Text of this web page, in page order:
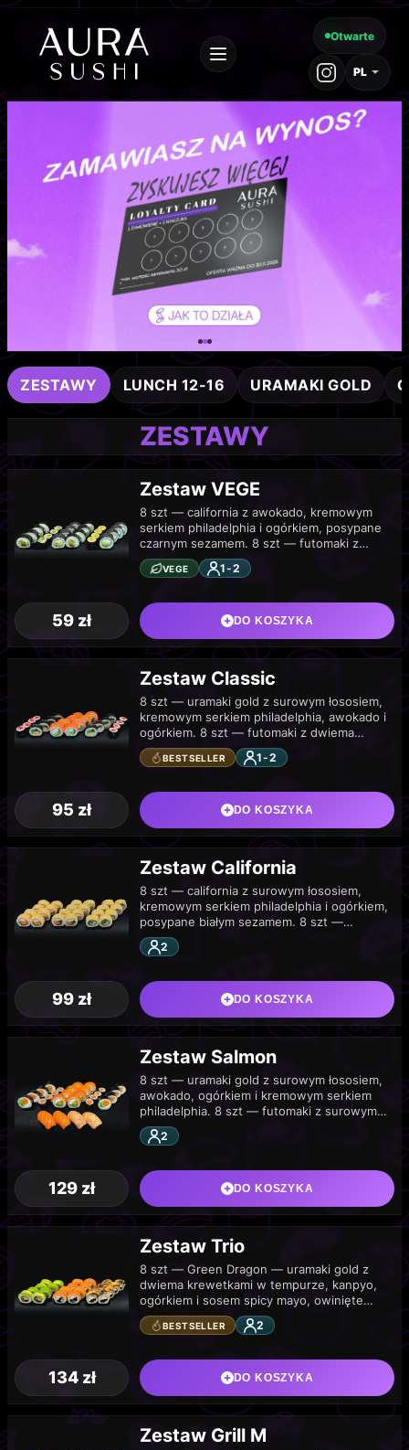
Otwarte
PL
ZESTAWY LUNCH 12-16 URAMAKI GOLD
ZESTAWY
Zestaw VEGE
8 szt — california z awokado, kremowym
serkiem philadelphia i ogórkiem, posypane
czarnym sezamem. 8 szt — futomaki z
kremowym serkiem philadelphia, kanpyo,
ogórkiem i oshinko.…
VEGE 1-2
59 zł DO KOSZYKA
Zestaw Classic
8 szt — uramaki gold z surowym łososiem,
kremowym serkiem philadelphia, awokado i
ogórkiem. 8 szt — futomaki z dwiema
krewetkami w tempurze, sosem spicy mayo,
…
BESTSELLER 1-2
95 zł DO KOSZYKA
Zestaw California
8 szt — california z surowym łososiem,
kremowym serkiem philadelphia i ogórkiem,
posypane białym sezamem. 8 szt —
california z pieczonym łososiem, kremowym
serkiem philadelphia, kanpyo…
2
99 zł DO KOSZYKA
Zestaw Salmon
8 szt — uramaki gold z surowym łososiem,
awokado, ogórkiem i kremowym serkiem
philadelphia. 8 szt — futomaki z surowym
łososiem, kremowym serkiem philadelphia i
ogórkiem.…
2
129 zł DO KOSZYKA
Zestaw Trio
8 szt — Green Dragon — uramaki gold z
dwiema krewetkami w tempurze, kanpyo,
ogórkiem i sosem spicy mayo, owinięte
awokado. 8 szt — Red Dragon…
BESTSELLER 2
134 zł DO KOSZYKA
Zestaw Grill M